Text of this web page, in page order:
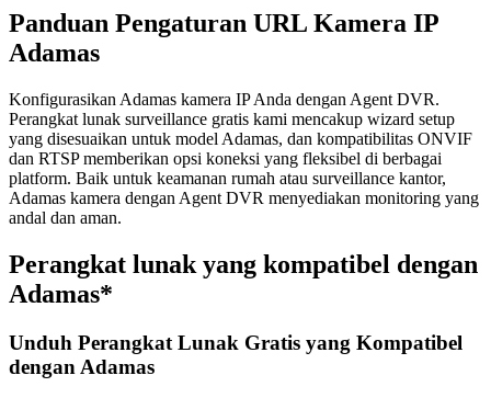
Panduan Pengaturan URL Kamera IP
Adamas
Konfigurasikan Adamas kamera IP Anda dengan Agent DVR.
Perangkat lunak surveillance gratis kami mencakup wizard setup
yang disesuaikan untuk model Adamas, dan kompatibilitas ONVIF
dan RTSP memberikan opsi koneksi yang fleksibel di berbagai
platform. Baik untuk keamanan rumah atau surveillance kantor,
Adamas kamera dengan Agent DVR menyediakan monitoring yang
andal dan aman.
Perangkat lunak yang kompatibel dengan
Adamas*
Unduh Perangkat Lunak Gratis yang Kompatibel
dengan Adamas